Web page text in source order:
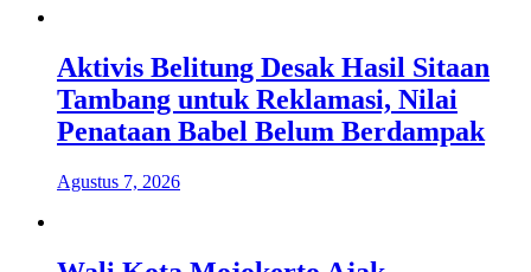
Aktivis Belitung Desak Hasil Sitaan
Tambang untuk Reklamasi, Nilai
Penataan Babel Belum Berdampak
Agustus 7, 2026